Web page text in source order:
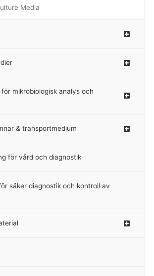
Media
mikrobiologisk analys och
& transportmedium
för vård och diagnostik
säker diagnostik och kontroll av